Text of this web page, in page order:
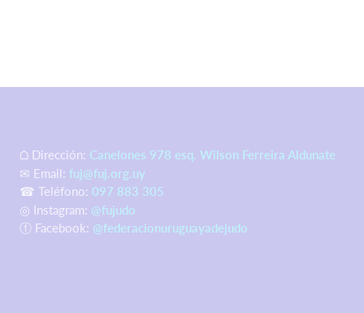
⌂ Dirección: Canelones 978 esq. Wilson Ferreira Aldunate
✉ Email: fuj@fuj.org.uy
☎ Teléfono: 097 883 305
◎ Instagram: @fujudo
ⓕ Facebook: @federacionuruguayadejudo